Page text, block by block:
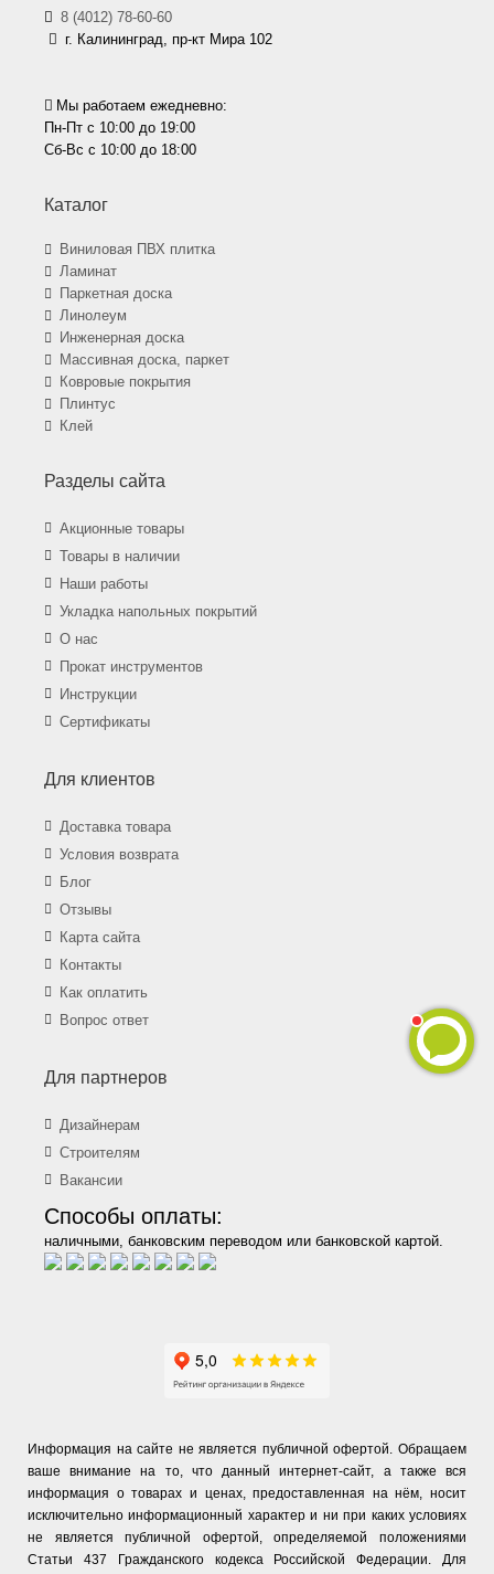
8 (4012) 78-60-60
г. Калининград, пр-кт Мира 102
Мы работаем ежедневно:
Пн-Пт с 10:00 до 19:00
Сб-Вс с 10:00 до 18:00
Каталог
Виниловая ПВХ плитка
Ламинат
Паркетная доска
Линолеум
Инженерная доска
Массивная доска, паркет
Ковровые покрытия
Плинтус
Клей
Разделы сайта
Акционные товары
Товары в наличии
Наши работы
Укладка напольных покрытий
О нас
Прокат инструментов
Инструкции
Сертификаты
Для клиентов
Доставка товара
Условия возврата
Блог
Отзывы
Карта сайта
Контакты
Как оплатить
Вопрос ответ
Для партнеров
Дизайнерам
Строителям
Вакансии
Способы оплаты:
наличными, банковским переводом или банковской картой.
Информация на сайте не является публичной офертой. Обращаем
ваше внимание на то, что данный интернет-сайт, а также вся
информация о товарах и ценах, предоставленная на нём, носит
исключительно информационный характер и ни при каких условиях
не является публичной офертой, определяемой положениями
Статьи 437 Гражданского кодекса Российской Федерации. Для